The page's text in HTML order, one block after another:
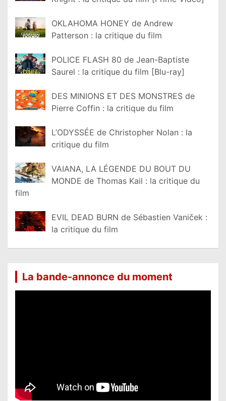
OKLAHOMA HONEY de Andrew
Patterson : la critique du film
POLICE FLASH 80 de Jean-Baptiste
Saurel : la critique du film [Blu-ray]
DES MINIONS ET DES MONSTRES de
Pierre Coffin : la critique du film
L’ODYSSÉE de Christopher Nolan : la
critique du film
VAIANA, LA LÉGENDE DU BOUT DU
MONDE de Thomas Kail : la critique du
film
EVIL DEAD BURN de Sébastien Vaniček :
la critique du film
La bande-annonce du moment